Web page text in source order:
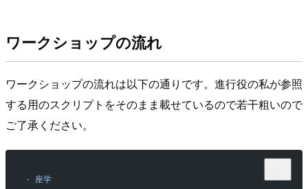
ワークショップの流れ
ワークショップの流れは以下の通りです。進行役の私が参照
する用のスクリプトをそのまま載せているので若干粗いので
ご了承ください。
- 座学